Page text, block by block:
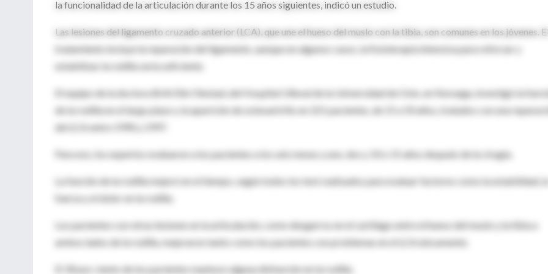
la funcionalidad de la articulación durante los 15 años siguientes, indicó un estudio.
Las lesiones del ligamento cruzado anterior (LCA), que une el hueso del muslo con la tibia, son comunes en los jóvenes. El
tratamiento incluye la reparación del ligamento, aunque en algunos casos, la fisioterapia intensiva para reforzar y
estabilizar la rodilla sería suficiente.
El equipo de la doctora Britt Elin Olestad, del Hospital Ulleval de la Universidad de Oslo, en Noruega, investigó la
de la rodilla en el largo plazo y la aparición de osteoartritis en 221 pacientes, de 15 a 50 años, tratados con una
del LCA entre 1990 y 1997.
Para eso, los expertos evaluaron a los pacientes a los seis meses y uno, dos y 10 o 15 años después de la cirugía.
La función de la rodilla mejoró en el tiempo, según todos los test realizados para evaluar factores como la estabilidad, la
fuerza y el dolor en la rodilla.
Los pacientes con otras lesiones en la articulación, como desgarros en el cartílago entre el hueso del muslo y la tibia a
ambos lados de la rodilla, mejoraron tanto como los pacientes con problemas en el LCA únicamente.
El 30 por ciento de los pacientes mantuvo alguna disfunción en la rodilla.